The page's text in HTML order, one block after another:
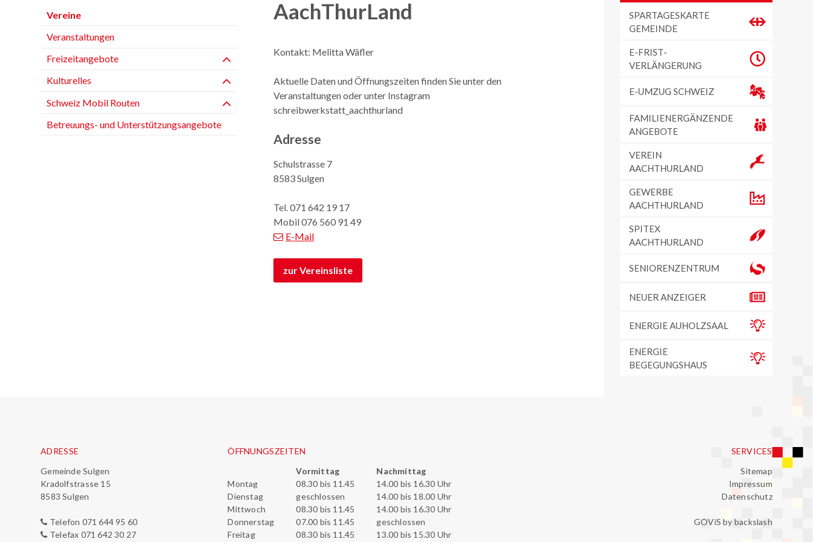
AachThurLand
Kontakt: Melitta Wäfler
Aktuelle Daten und Öffnungszeiten finden Sie unter den
Veranstaltungen oder unter Instagram
schreibwerkstatt_aachthurland
Adresse
Schulstrasse 7
8583 Sulgen
Tel.071 642 19 17
Mobil076 560 91 49
E-Mail
zur Vereinsliste
Vereine
Veranstaltungen
Freizeitangebote
Kulturelles
Schweiz Mobil Routen
Betreuungs- und Unterstützungsangebote
SPARTAGESKARTE
GEMEINDE
E-FRIST­
VERLÄNGERUNG
E-UMZUG SCHWEIZ
FAMILIENERGÄNZENDE
ANGEBOTE
VEREIN
AACHTHURLAND
GEWERBE
AACHTHURLAND
SPITEX
AACHTHURLAND
SENIORENZENTRUM
NEUER ANZEIGER
ENERGIE AUHOLZSAAL
ENERGIE
BEGEGUNGSHAUS
Footer
ADRESSE
Gemeinde Sulgen
Kradolfstrasse 15
8583 Sulgen
Telefon 071 644 95 60
Telefax 071 642 30 27
ÖFFNUNGSZEITEN
Vormittag
Nachmittag
Montag 08.30 bis 11.45
14.00 bis 16.30 Uhr
Dienstag geschlossen
14.00 bis 18.00 Uhr
Mittwoch 08.30 bis 11.45
14.00 bis 16.30 Uhr
Donnerstag 07.00 bis 11.45
geschlossen
Freitag 08.30 bis 11.45 13.00 bis 15.30 Uhr
SERVICES
Sitemap
Impressum
Datenschutz
GOViS by backslash